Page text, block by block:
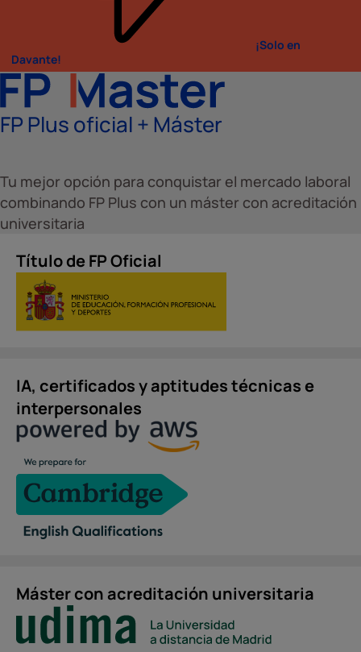
¡Solo en
Davante!
FP Plus oficial + Máster
Tu mejor opción para conquistar el mercado laboral
combinando FP Plus con un máster con acreditación
universitaria
Título de FP Oficial
IA, certificados y aptitudes técnicas e
interpersonales
Máster con acreditación universitaria